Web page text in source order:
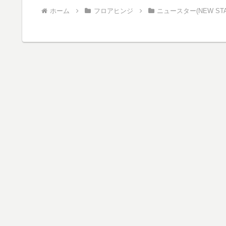
ホーム フロアヒンジ ニュースター(NEW